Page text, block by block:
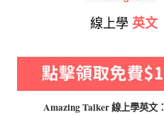
線上學 英文
Amazing Talker 線上學英文：